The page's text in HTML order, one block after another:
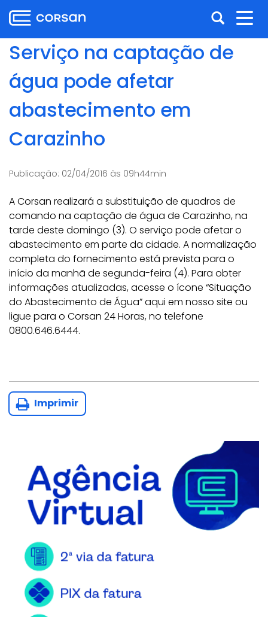
para
o
conteúdo
para
menu
para
para
o
conteúdo
Abrir
a
busca
Serviço na captação de
água pode afetar
abastecimento em
Carazinho
Publicação: 02/04/2016 às 09h44min
A Corsan realizará a substituição de quadros de
comando na captação de água de Carazinho, na
tarde deste domingo (3). O serviço pode afetar o
abastecimento em parte da cidade. A normalização
completa do fornecimento está prevista para o
início da manhã de segunda-feira (4). Para obter
informações atualizadas, acesse o ícone “Situação
do Abastecimento de Água” aqui em nosso site ou
ligue para o Corsan 24 Horas, no telefone
0800.646.6444.
Imprimir